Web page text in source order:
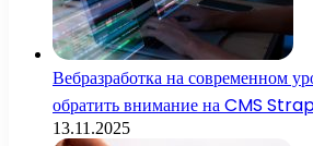
Вебразработка на современном
обратить внимание на CMS
13.11.2025